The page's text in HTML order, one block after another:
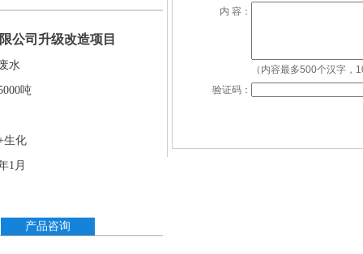
公司升级改造项目
水
吨
生化
1月
产品咨询
内 容：
（内容最多500个汉字，
验证码：